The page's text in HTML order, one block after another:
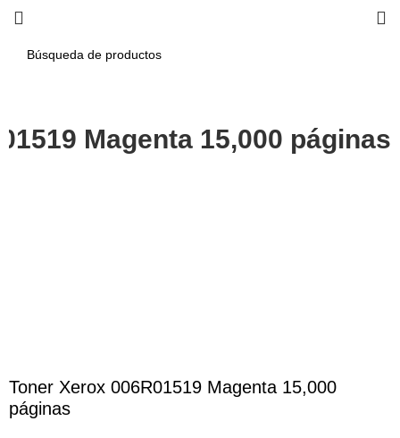
Magenta 15,000 páginas
Toner Xerox 006R01519 Magenta 15,000
páginas